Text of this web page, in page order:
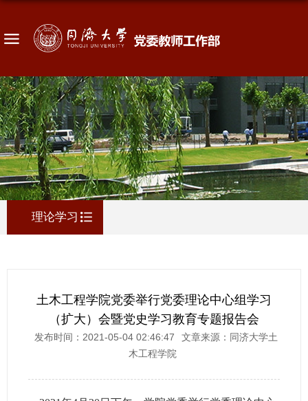
理论学习
土木工程学院党委举行党委理论中心组学习
（扩大）会暨党史学习教育专题报告会
发布时间：2021-05-04 02:46:47
文章来源：同济大学土
木工程学院